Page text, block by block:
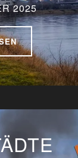
2025